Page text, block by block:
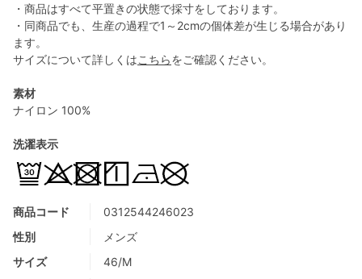
商品コード
0312544246023
性別
メンズ
サイズ
46/M
・商品はすべて平置きの状態で採寸をしております。
・同商品でも、生産の過程で1～2cmの個体差が生じる場合があり
ます。
サイズについて詳しくはこちらをご確認ください。
素材
ナイロン 100%
洗濯表示